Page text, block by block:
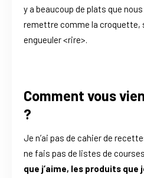
y a beaucoup de plats que
remettre comme la croquette,
engueuler <rire>.
Comment vous
?
Je n’ai pas de cahier de
ne fais pas de listes de
que j’aime, les produits que